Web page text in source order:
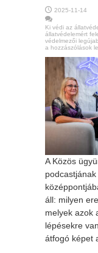
2025-11-14
Ki védi az
állatvédelemért
védelmezői
a hozzászólások
A Közös
áll: milyen
melyek azok
lépésekre
átfogó képet